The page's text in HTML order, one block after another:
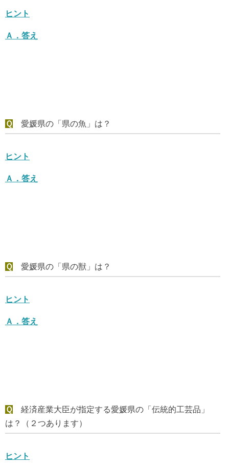
ヒント
Ａ． 答え
Ｑ 愛媛県の「県の魚」は？
ヒント
Ａ． 答え
Ｑ 愛媛県の「県の獣」は？
ヒント
Ａ． 答え
Ｑ
経済産業大臣が指定する愛媛県の「伝統的工芸品」
は？（２つあります）
ヒント